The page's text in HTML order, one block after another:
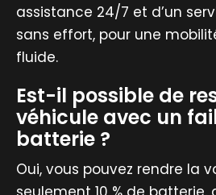
assistance 24/7 et d’un
sans effort, pour une
fluide.
Est-il possible de
véhicule avec un
batterie ?
Oui, vous pouvez rendre la